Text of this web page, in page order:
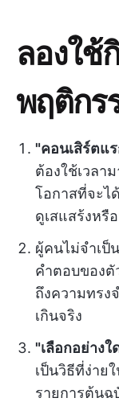
ลองใช้
พฤติกร
"คอนเสิร์ตแ
ต้องใช้เวลา
โอกาสที่จะไ
ดูเสแสร้งหรื
ผู้คนไม่จำเป็
คำตอบของตั
ถึงความทรง
เกินจริง
"เลือกอย่าง
เป็นวิธีที่ง่าย
รายการต้นฉ